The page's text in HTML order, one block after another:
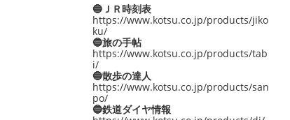
🔵ＪＲ時刻表
https://www.kotsu.co.jp/products/jiko
ku/
🔵旅の手帖
https://www.kotsu.co.jp/products/tab
i/
🔵散歩の達人
https://www.kotsu.co.jp/products/san
po/
🔵鉄道ダイヤ情報